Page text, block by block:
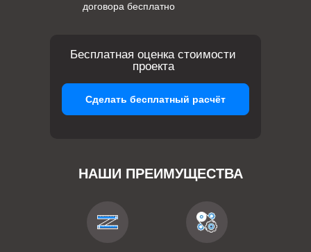
договора бесплатно
НАШИ ПРЕИМУЩЕСТВА
Бесплатная оценка стоимости
проекта
Сделать бесплатный расчёт